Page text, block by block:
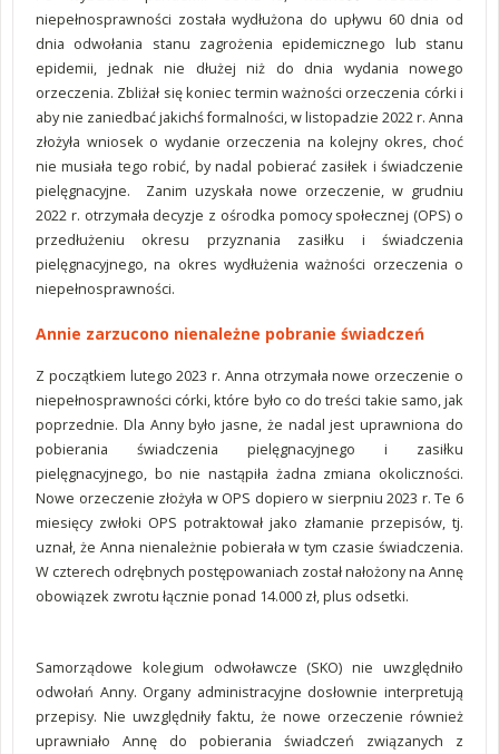
niepełnosprawności została wydłużona do upływu 60 dnia od
dnia odwołania stanu zagrożenia epidemicznego lub stanu
epidemii, jednak nie dłużej niż do dnia wydania nowego
orzeczenia. Zbliżał się koniec termin ważności orzeczenia córki i
aby nie zaniedbać jakichś formalności, w listopadzie 2022 r. Anna
złożyła wniosek o wydanie orzeczenia na kolejny okres, choć
nie musiała tego robić, by nadal pobierać zasiłek i świadczenie
pielęgnacyjne. Zanim uzyskała nowe orzeczenie, w grudniu
2022 r. otrzymała decyzje z ośrodka pomocy społecznej (OPS) o
przedłużeniu okresu przyznania zasiłku i świadczenia
pielęgnacyjnego, na okres wydłużenia ważności orzeczenia o
niepełnosprawności.
Annie zarzucono nienależne pobranie świadczeń
Z początkiem lutego 2023 r. Anna otrzymała nowe orzeczenie o
niepełnosprawności córki, które było co do treści takie samo, jak
poprzednie. Dla Anny było jasne, że nadal jest uprawniona do
pobierania świadczenia pielęgnacyjnego i zasiłku
pielęgnacyjnego, bo nie nastąpiła żadna zmiana okoliczności.
Nowe orzeczenie złożyła w OPS dopiero w sierpniu 2023 r. Te 6
miesięcy zwłoki OPS potraktował jako złamanie przepisów, tj.
uznał, że Anna nienależnie pobierała w tym czasie świadczenia.
W czterech odrębnych postępowaniach został nałożony na Annę
obowiązek zwrotu łącznie ponad 14.000 zł, plus odsetki.
Samorządowe kolegium odwoławcze (SKO) nie uwzględniło
odwołań Anny. Organy administracyjne dosłownie interpretują
przepisy. Nie uwzględniły faktu, że nowe orzeczenie również
uprawniało Annę do pobierania świadczeń związanych z